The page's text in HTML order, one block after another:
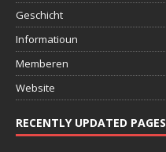
Geschicht
Informatioun
Memberen
Website
RECENTLY UPDATED PAGES